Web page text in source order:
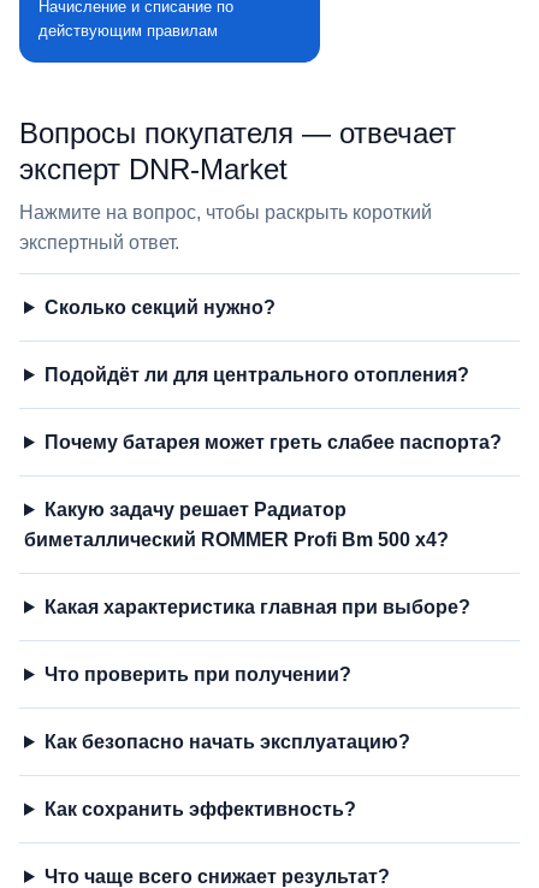
Начисление и списание по
действующим правилам
Вопросы покупателя — отвечает
эксперт DNR‑Market
Нажмите на вопрос, чтобы раскрыть короткий
экспертный ответ.
Сколько секций нужно?
Подойдёт ли для центрального отопления?
Почему батарея может греть слабее паспорта?
Какую задачу решает Радиатор
биметаллический ROMMER Profi Bm 500 x4?
Какая характеристика главная при выборе?
Что проверить при получении?
Как безопасно начать эксплуатацию?
Как сохранить эффективность?
Что чаще всего снижает результат?